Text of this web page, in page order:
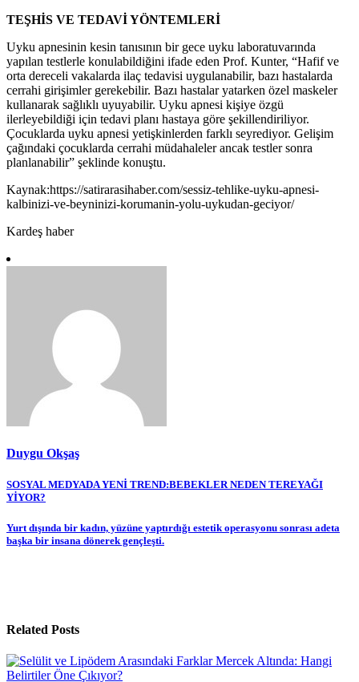
TEŞHİS VE TEDAVİ YÖNTEMLERİ
Uyku apnesinin kesin tanısının bir gece uyku laboratuvarında
yapılan testlerle konulabildiğini ifade eden Prof. Kunter, “Hafif ve
orta dereceli vakalarda ilaç tedavisi uygulanabilir, bazı hastalarda
cerrahi girişimler gerekebilir. Bazı hastalar yatarken özel maskeler
kullanarak sağlıklı uyuyabilir. Uyku apnesi kişiye özgü
ilerleyebildiği için tedavi planı hastaya göre şekillendiriliyor.
Çocuklarda uyku apnesi yetişkinlerden farklı seyrediyor. Gelişim
çağındaki çocuklarda cerrahi müdahaleler ancak testler sonra
planlanabilir” şeklinde konuştu.
Kaynak:https://satirarasihaber.com/sessiz-tehlike-uyku-apnesi-
kalbinizi-ve-beyninizi-korumanin-yolu-uykudan-geciyor/
Kardeş haber
Duygu Okşaş
Yazı
SOSYAL MEDYADA YENİ TREND:BEBEKLER NEDEN TEREYAĞI
YİYOR?
Yurt dışında bir kadın, yüzüne yaptırdığı estetik operasyonu sonrası adeta
başka bir insana dönerek gençleşti.
Related Posts